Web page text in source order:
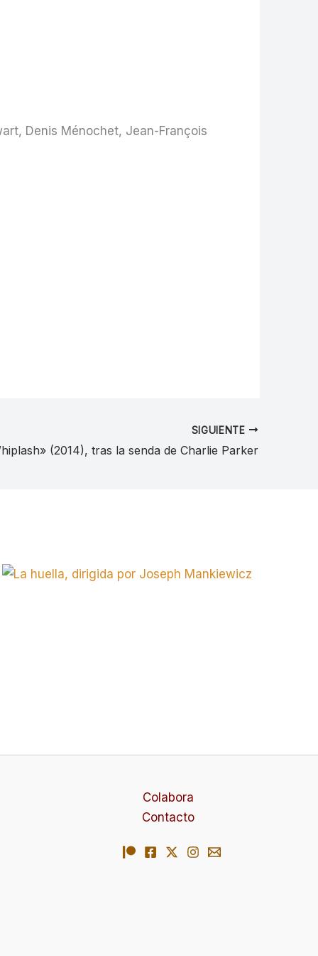
Denis Ménochet, Jean-François
SIGUIENTE
(2014), tras la senda de Charlie Parker
Colabora
Contacto